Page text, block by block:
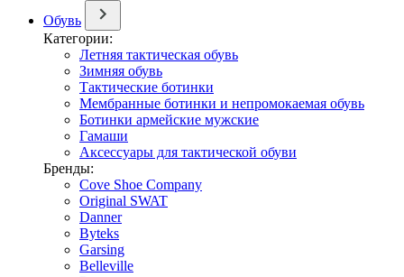
Обувь
Категории:
Летняя тактическая обувь
Зимняя обувь
Тактические ботинки
Мембранные ботинки и непромокаемая обувь
Ботинки армейские мужские
Гамаши
Аксессуары для тактической обуви
Бренды:
Cove Shoe Company
Original SWAT
Danner
Byteks
Garsing
Belleville